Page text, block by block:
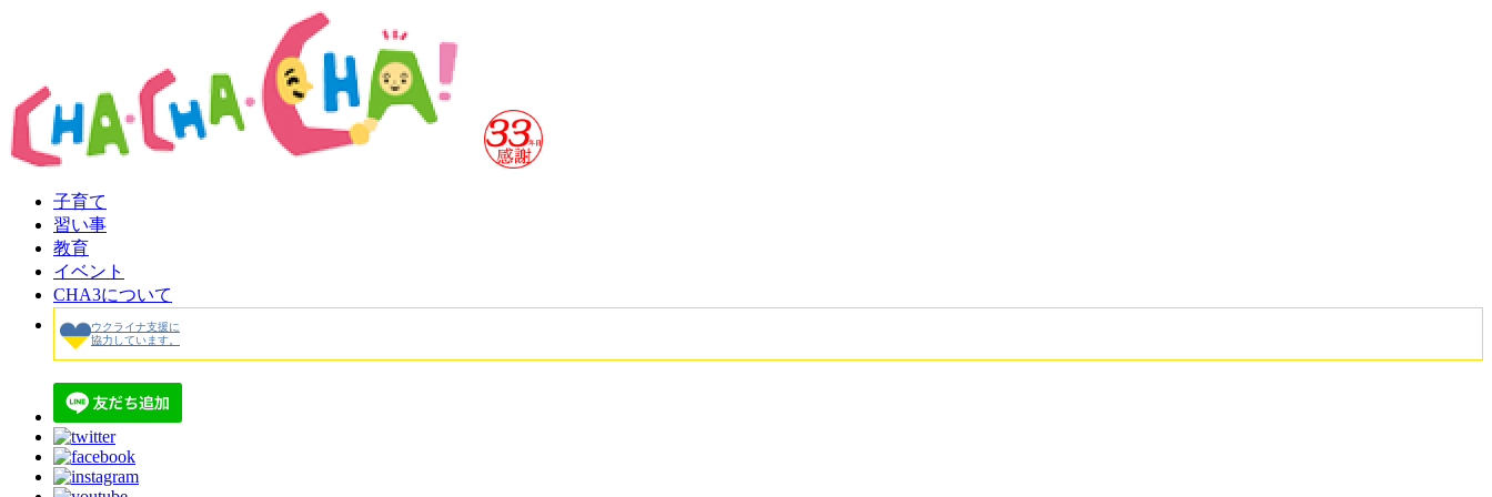
子育て
習い事
教育
イベント
CHA3について
ウクライナ支援に
協力しています。